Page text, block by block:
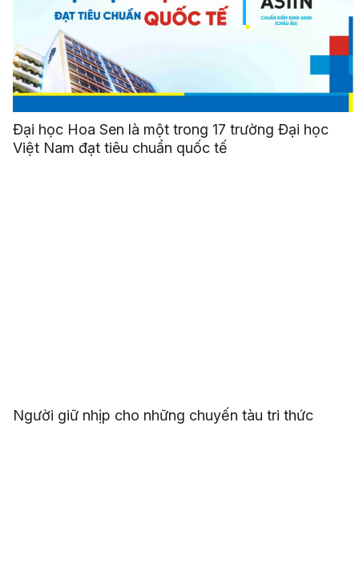
Đại học Hoa Sen là một trong 17 trường Đại học
Việt Nam đạt tiêu chuẩn quốc tế
Người giữ nhịp cho những chuyến tàu tri thức